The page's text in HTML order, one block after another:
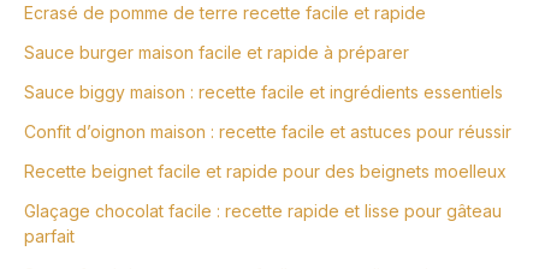
Ecrasé de pomme de terre recette facile et rapide
Sauce burger maison facile et rapide à préparer
Sauce biggy maison : recette facile et ingrédients essentiels
Confit d’oignon maison : recette facile et astuces pour réussir
Recette beignet facile et rapide pour des beignets moelleux
Glaçage chocolat facile : recette rapide et lisse pour gâteau
parfait